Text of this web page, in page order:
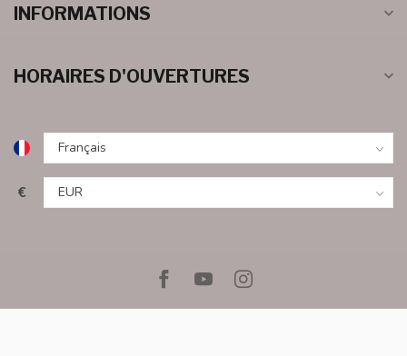
INFORMATIONS
HORAIRES D'OUVERTURES
€